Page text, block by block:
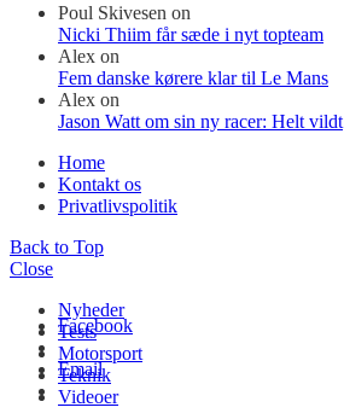
Poul Skivesen on
Nicki Thiim får sæde i nyt topteam
Alex on
Fem danske kørere klar til Le Mans
Alex on
Jason Watt om sin ny racer: Helt vildt
Home
Kontakt os
Privatlivspolitik
Back to Top
Close
Nyheder
Tests
Motorsport
Teknik
Videoer
Facebook
Email